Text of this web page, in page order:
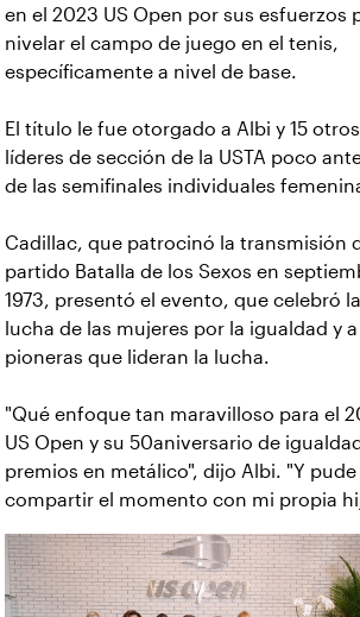
en el 2023 US Open por sus esfuerzos
nivelar el campo de juego en el tenis,
específicamente a nivel de base.
El título le fue otorgado a Albi y 15 otros
líderes de sección de la USTA poco
de las semifinales individuales
Cadillac, que patrocinó la transmisión
partido Batalla de los Sexos en
1973, presentó el evento, que celebró la
lucha de las mujeres por la igualdad y a
pioneras que lideran la lucha.
"Qué enfoque tan maravilloso para el
US Open y su 50aniversario de
premios en metálico", dijo Albi. "Y pude
compartir el momento con mi propia